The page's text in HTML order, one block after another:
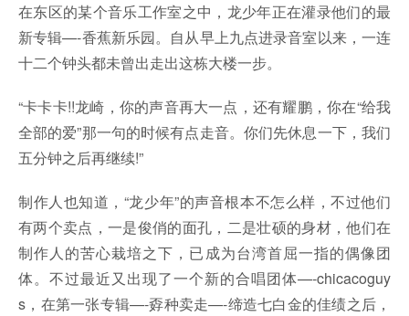
在东区的某个音乐工作室之中，龙少年正在灌录他们的最
新专辑—-香蕉新乐园。自从早上九点进录音室以来，一连
十二个钟头都未曾出走出这栋大楼一步。
“卡卡卡!!龙崎，你的声音再大一点，还有耀鹏，你在“给我
全部的爱”那一句的时候有点走音。你们先休息一下，我们
五分钟之后再继续!”
制作人也知道，“龙少年”的声音根本不怎么样，不过他们
有两个卖点，一是俊俏的面孔，二是壮硕的身材，他们在
制作人的苦心栽培之下，已成为台湾首屈一指的偶像团
体。不过最近又出现了一个新的合唱团体—-chicacoguy
s，在第一张专辑—-孬种卖走—-缔造七白金的佳绩之后，